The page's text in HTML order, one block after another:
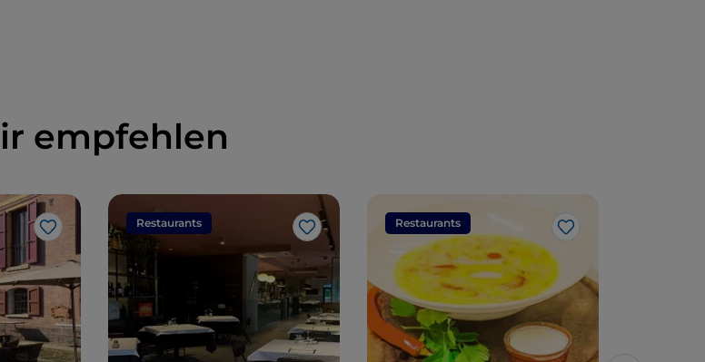
empfehlen
Like
Restaurants
Like
Restaurants
Like